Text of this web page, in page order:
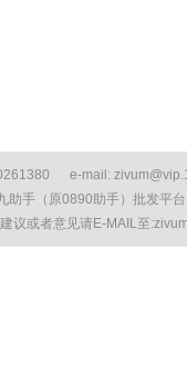
e-mail:
助手（原0890助手）批发平
议或者意见请E-MAIL至